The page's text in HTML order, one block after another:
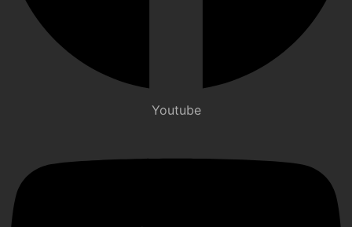
Youtube